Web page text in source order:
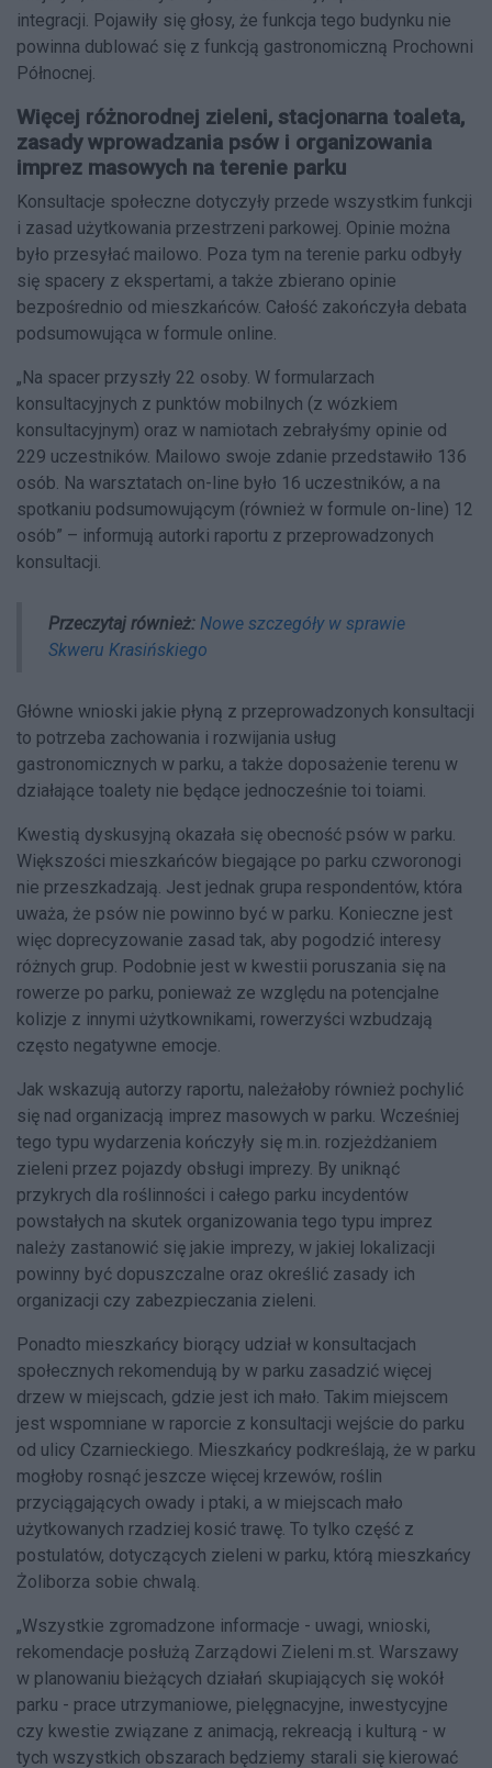
integracji. Pojawiły się głosy, że funkcja tego budynku nie
powinna dublować się z funkcją gastronomiczną Prochowni
Północnej.
Więcej różnorodnej zieleni, stacjonarna toaleta,
zasady wprowadzania psów i organizowania
imprez masowych na terenie parku
Konsultacje społeczne dotyczyły przede wszystkim funkcji
i zasad użytkowania przestrzeni parkowej. Opinie można
było przesyłać mailowo. Poza tym na terenie parku odbyły
się spacery z ekspertami, a także zbierano opinie
bezpośrednio od mieszkańców. Całość zakończyła debata
podsumowująca w formule online.
„Na spacer przyszły 22 osoby. W formularzach
konsultacyjnych z punktów mobilnych (z wózkiem
konsultacyjnym) oraz w namiotach zebrałyśmy opinie od
229 uczestników. Mailowo swoje zdanie przedstawiło 136
osób. Na warsztatach on-line było 16 uczestników, a na
spotkaniu podsumowującym (również w formule on-line) 12
osób” – informują autorki raportu z przeprowadzonych
konsultacji.
Przeczytaj również: Nowe szczegóły w sprawie
Skweru Krasińskiego
Główne wnioski jakie płyną z przeprowadzonych konsultacji
to potrzeba zachowania i rozwijania usług
gastronomicznych w parku, a także doposażenie terenu w
działające toalety nie będące jednocześnie toi toiami.
Kwestią dyskusyjną okazała się obecność psów w parku.
Większości mieszkańców biegające po parku czworonogi
nie przeszkadzają. Jest jednak grupa respondentów, która
uważa, że psów nie powinno być w parku. Konieczne jest
więc doprecyzowanie zasad tak, aby pogodzić interesy
różnych grup. Podobnie jest w kwestii poruszania się na
rowerze po parku, ponieważ ze względu na potencjalne
kolizje z innymi użytkownikami, rowerzyści wzbudzają
często negatywne emocje.
Jak wskazują autorzy raportu, należałoby również pochylić
się nad organizacją imprez masowych w parku. Wcześniej
tego typu wydarzenia kończyły się m.in. rozjeżdżaniem
zieleni przez pojazdy obsługi imprezy. By uniknąć
przykrych dla roślinności i całego parku incydentów
powstałych na skutek organizowania tego typu imprez
należy zastanowić się jakie imprezy, w jakiej lokalizacji
powinny być dopuszczalne oraz określić zasady ich
organizacji czy zabezpieczania zieleni.
Ponadto mieszkańcy biorący udział w konsultacjach
społecznych rekomendują by w parku zasadzić więcej
drzew w miejscach, gdzie jest ich mało. Takim miejscem
jest wspomniane w raporcie z konsultacji wejście do parku
od ulicy Czarnieckiego. Mieszkańcy podkreślają, że w parku
mogłoby rosnąć jeszcze więcej krzewów, roślin
przyciągających owady i ptaki, a w miejscach mało
użytkowanych rzadziej kosić trawę. To tylko część z
postulatów, dotyczących zieleni w parku, którą mieszkańcy
Żoliborza sobie chwalą.
„Wszystkie zgromadzone informacje - uwagi, wnioski,
rekomendacje posłużą Zarządowi Zieleni m.st. Warszawy
w planowaniu bieżących działań skupiających się wokół
parku - prace utrzymaniowe, pielęgnacyjne, inwestycyjne
czy kwestie związane z animacją, rekreacją i kulturą - w
tych wszystkich obszarach będziemy starali się kierować